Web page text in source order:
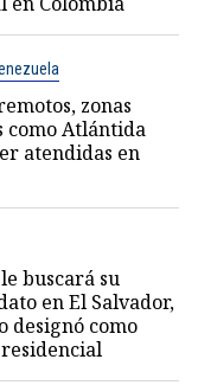
zonas
como Atlántida
atendidas en
buscará su
en El Salvador,
designó como